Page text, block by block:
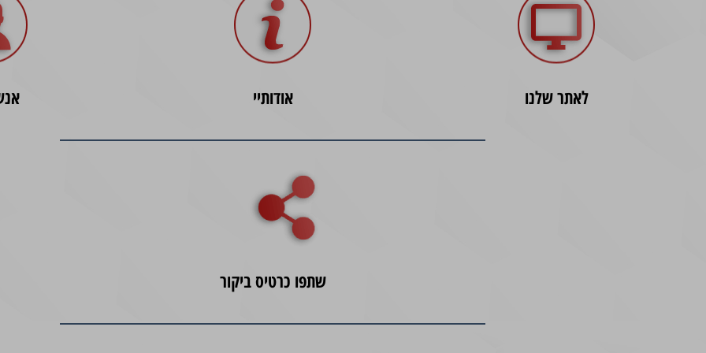
לאתר שלנו אודותיי
שתפו כרטיס ביקור